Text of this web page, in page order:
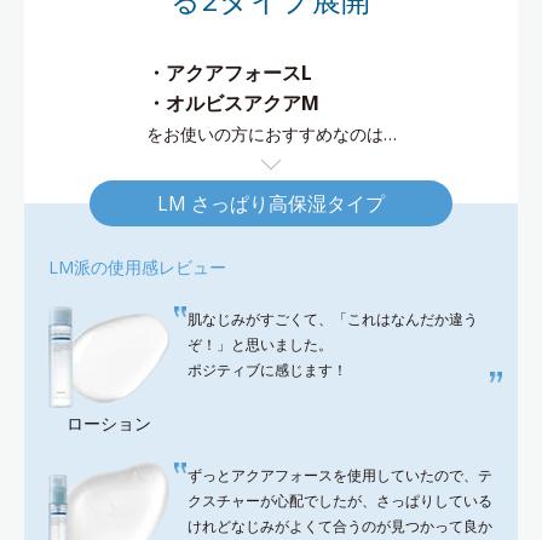
・アクアフォースL
・オルビスアクアM
をお使いの方におすすめなのは…
LM さっぱり高保湿タイプ
LM派の使用感レビュー
ローション
肌なじみがすごくて、「これはなんだか違う
ぞ！」と思いました。
ポジティブに感じます！
ずっとアクアフォースを使用していたので、テ
クスチャーが心配でしたが、さっぱりしている
けれどなじみがよくて合うのが見つかって良か